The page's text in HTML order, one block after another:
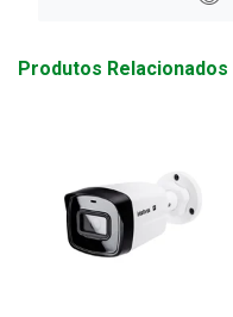
Produtos Relacionados